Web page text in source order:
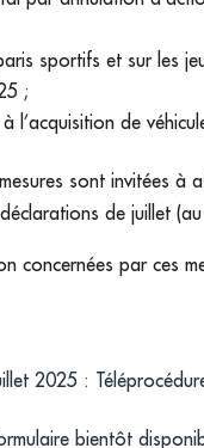
sportifs et sur les
;
l’acquisition de
sont invitées
de juillet
concernées par ces
2025 :
bientôt